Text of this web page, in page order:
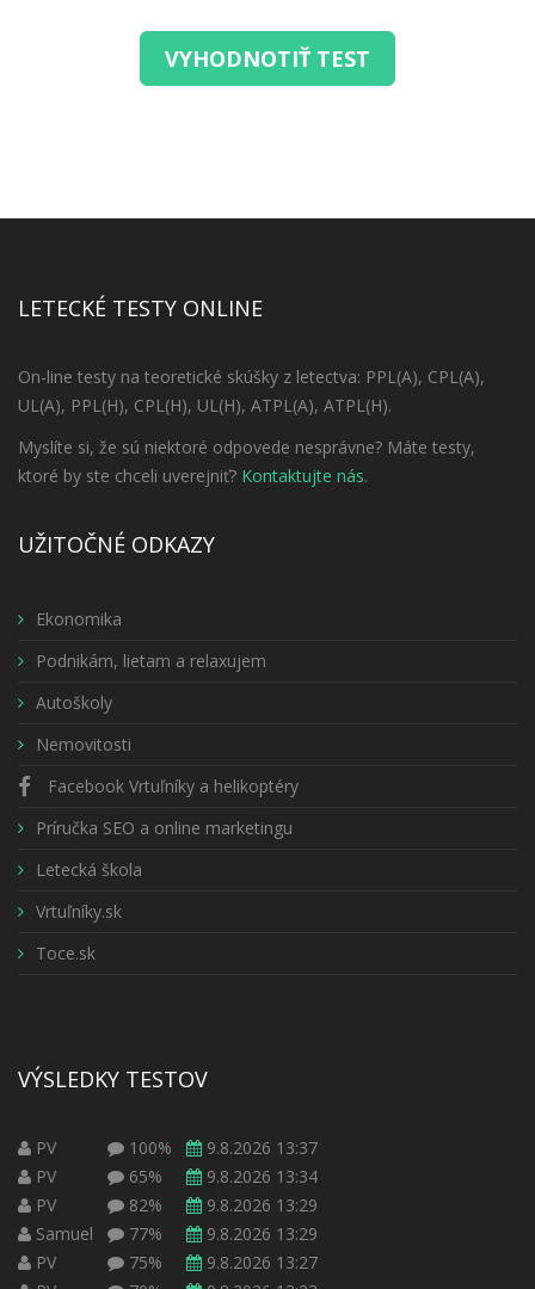
VYHODNOTIŤ TEST
LETECKÉ TESTY ONLINE
On-line testy na teoretické skúšky z letectva: PPL(A), CPL(A),
UL(A), PPL(H), CPL(H), UL(H), ATPL(A), ATPL(H).
Myslíte si, že sú niektoré odpovede nesprávne? Máte testy,
ktoré by ste chceli uverejniť? Kontaktujte nás.
UŽITOČNÉ ODKAZY
Ekonomika
Podnikám, lietam a relaxujem
Autoškoly
Nemovitosti
Facebook Vrtuľníky a helikoptéry
Príručka SEO a online marketingu
Letecká škola
Vrtuľníky.sk
Toce.sk
VÝSLEDKY TESTOV
PV 100%
9.8.2026 13:37
PV
65%
9.8.2026 13:34
PV
82%
9.8.2026 13:29
Samuel
77%
9.8.2026 13:29
PV
75%
9.8.2026 13:27